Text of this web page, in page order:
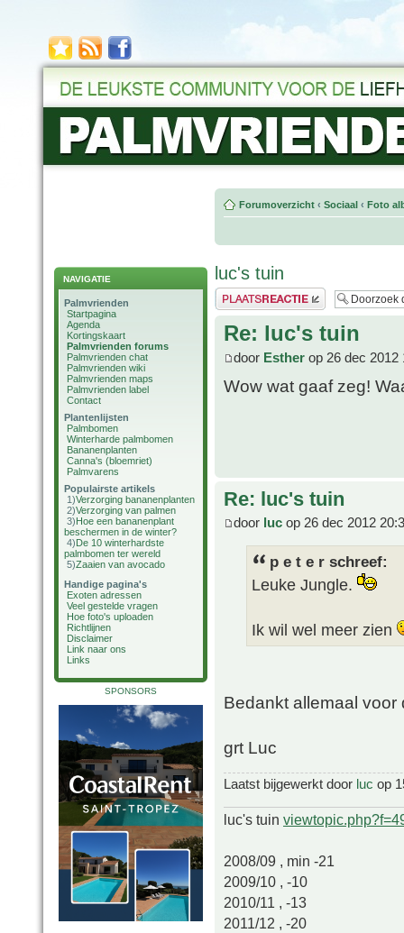
NAVIGATIE
Palmvrienden
Startpagina
Agenda
Kortingskaart
Palmvrienden forums
Palmvrienden chat
Palmvrienden wiki
Palmvrienden maps
Palmvrienden label
Contact
Plantenlijsten
Palmbomen
Winterharde palmbomen
Bananenplanten
Canna's (bloemriet)
Palmvarens
Populairste artikels
1)Verzorging bananenplanten
2)Verzorging van palmen
3)Hoe een bananenplant
beschermen in de winter?
4)De 10 winterhardste
palmbomen ter wereld
5)Zaaien van avocado
Handige pagina's
Exoten adressen
Veel gestelde vragen
Hoe foto's uploaden
Richtlijnen
Disclaimer
Link naar ons
Links
SPONSORS
Forumoverzicht ‹ Sociaal ‹ Foto
luc's tuin
Plaats een reactie
Re: luc's tuin
door Esther op 26 dec 2012
Wow wat gaaf zeg!
Re: luc's tuin
door luc op 26 dec 2012
p e t e r schreef:
Leuke Jungle.
Ik wil wel meer zien
Bedankt allemaal voor
grt Luc
Laatst bijgewerkt door luc op
luc's tuin
2008/09 , min -21
2009/10 , -10
2010/11 , -13
2011/12 , -20